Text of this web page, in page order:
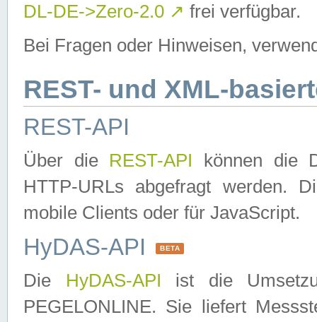
DL-DE->Zero-2.0 ↗ frei verfügbar.
Bei Fragen oder Hinweisen,
REST- und XML-
REST-API
Über die REST-API können die
HTTP-URLs abgefragt werden.
mobile Clients oder für JavaScript.
HyDAS-API BETA
Die HyDAS-API ist die
PEGELONLINE. Sie liefert